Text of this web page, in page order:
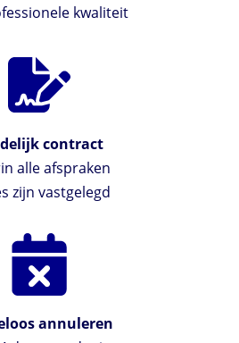
kwaliteit
contract
alle afspraken
zijn vastgelegd
annuleren